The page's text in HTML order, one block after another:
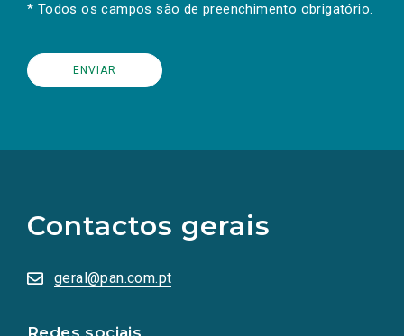
* Todos os campos são de preenchimento obrigatório.
Contactos gerais
geral@pan.com.pt
Redes sociais
redes
sociais
numa
nova